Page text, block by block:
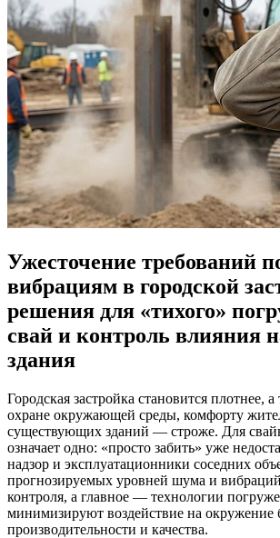
Ужесточение требований
вибрациям в городской
решения для «тихого»
свай и контроль влияния
здания
Городская застройка становится плотнее,
охране окружающей среды, комфорту
существующих зданий — строже. Для
означает одно: «просто забить» уже
надзор и эксплуатационники соседних
прогнозируемых уровней шума и
контроля, а главное — технологии
минимизируют воздействие на окружение
производительности и качества.